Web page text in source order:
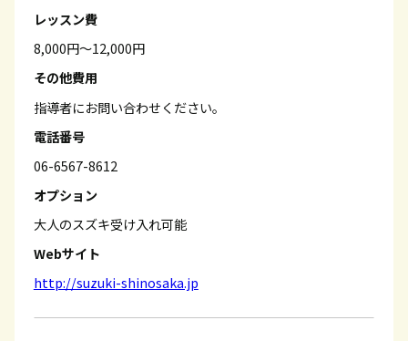
レッスン費
8,000円～12,000円
その他費用
指導者にお問い合わせください。
電話番号
06-6567-8612
オプション
大人のスズキ受け入れ可能
Webサイト
http://suzuki-shinosaka.jp